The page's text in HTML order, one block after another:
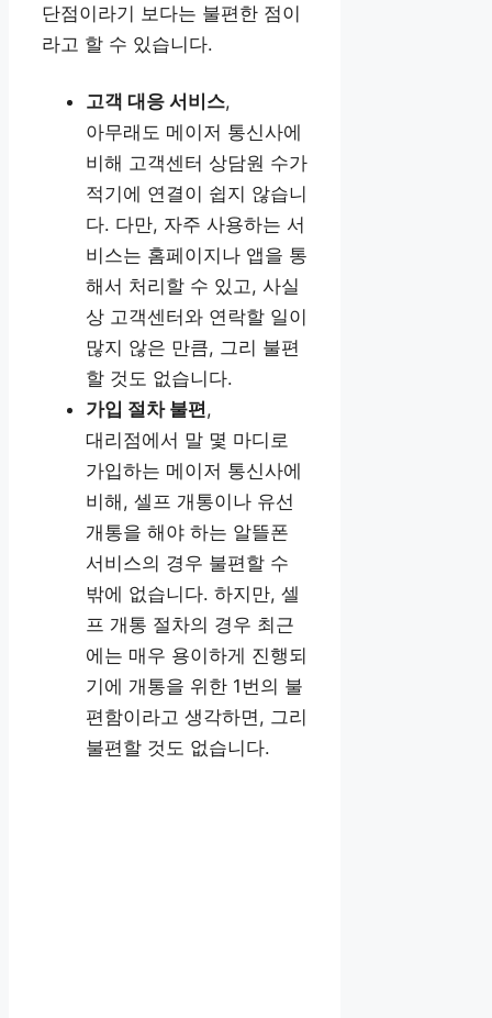
단점이라기 보다는 불편한 점이
라고 할 수 있습니다.
고객 대응 서비스,
아무래도 메이저 통신사에
비해 고객센터 상담원 수가
적기에 연결이 쉽지 않습니
다. 다만, 자주 사용하는 서
비스는 홈페이지나 앱을 통
해서 처리할 수 있고, 사실
상 고객센터와 연락할 일이
많지 않은 만큼, 그리 불편
할 것도 없습니다.
가입 절차 불편,
대리점에서 말 몇 마디로
가입하는 메이저 통신사에
비해, 셀프 개통이나 유선
개통을 해야 하는 알뜰폰
서비스의 경우 불편할 수
밖에 없습니다. 하지만, 셀
프 개통 절차의 경우 최근
에는 매우 용이하게 진행되
기에 개통을 위한 1번의 불
편함이라고 생각하면, 그리
불편할 것도 없습니다.